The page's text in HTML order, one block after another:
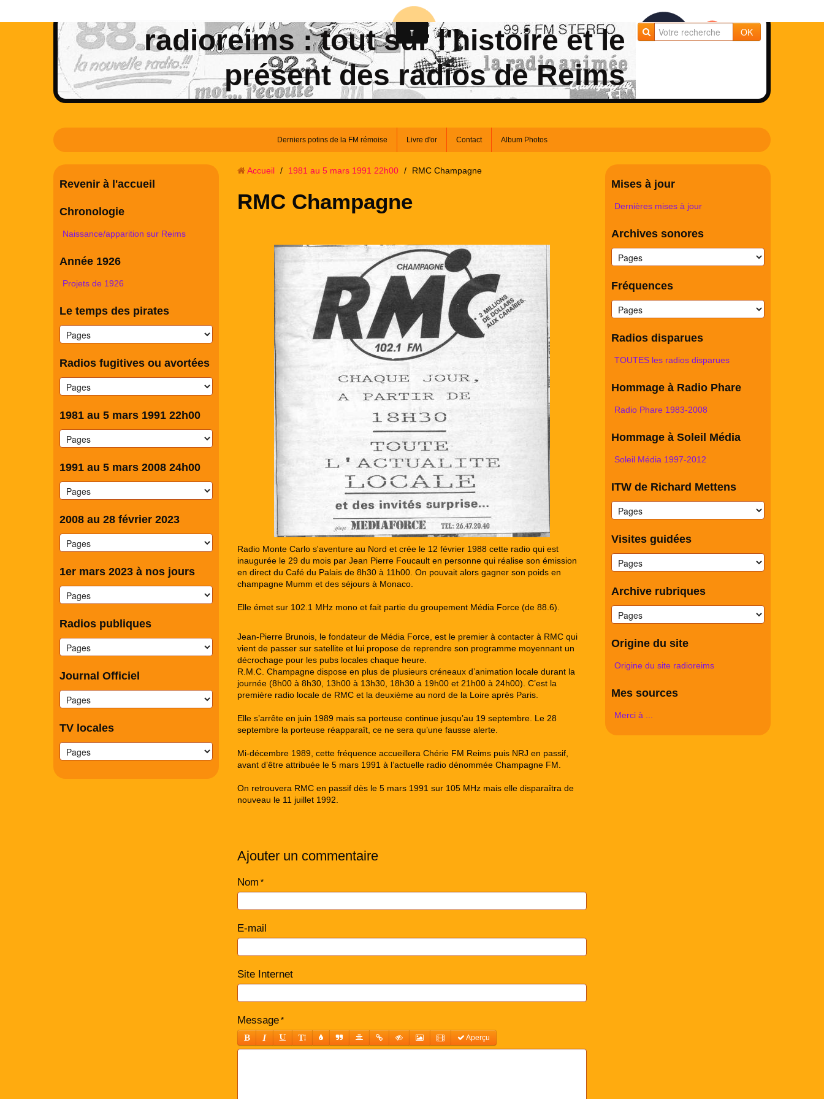
OK
radioreims : tout sur l'histoire et le
présent des radios de Reims
Derniers potins de la FM rémoise Livre d'or Contact Album Photos
Revenir à l'accueil
Chronologie
Naissance/apparition sur Reims
Année 1926
Projets de 1926
Le temps des pirates
Radios fugitives ou avortées
1981 au 5 mars 1991 22h00
1991 au 5 mars 2008 24h00
2008 au 28 février 2023
1er mars 2023 à nos jours
Radios publiques
Journal Officiel
TV locales
Accueil / 1981 au 5 mars 1991 22h00 / RMC Champagne
RMC Champagne
Radio Monte Carlo s'aventure au Nord et crée le 12 février 1988 cette radio qui est
inaugurée le 29 du mois par Jean Pierre Foucault en personne qui réalise son émission
en direct du Café du Palais de 8h30 à 11h00. On pouvait alors gagner son poids en
champagne Mumm et des séjours à Monaco.
Elle émet sur 102.1 MHz mono et fait partie du groupement Média Force (de 88.6).
Jean-Pierre Brunois, le fondateur de Média Force, est le premier à contacter à RMC qui
vient de passer sur satellite et lui propose de reprendre son programme moyennant un
décrochage pour les pubs locales chaque heure.
R.M.C. Champagne dispose en plus de plusieurs créneaux d’animation locale durant la
journée (8h00 à 8h30, 13h00 à 13h30, 18h30 à 19h00 et 21h00 à 24h00). C’est la
première radio locale de RMC et la deuxième au nord de la Loire après Paris.
Elle s’arrête en juin 1989 mais sa porteuse continue jusqu’au 19 septembre. Le 28
septembre la porteuse réapparaît, ce ne sera qu’une fausse alerte.
Mi-décembre 1989, cette fréquence accueillera Chérie FM Reims puis NRJ en passif,
avant d’être attribuée le 5 mars 1991 à l’actuelle radio dénommée Champagne FM.
On retrouvera RMC en passif dès le 5 mars 1991 sur 105 MHz mais elle disparaîtra de
nouveau le 11 juillet 1992.
Ajouter un commentaire
Nom
E-mail
Site Internet
Message
Aperçu
Mises à jour
Dernières mises à jour
Archives sonores
Fréquences
Radios disparues
TOUTES les radios disparues
Hommage à Radio Phare
Radio Phare 1983-2008
Hommage à Soleil Média
Soleil Média 1997-2012
ITW de Richard Mettens
Visites guidées
Archive rubriques
Origine du site
Origine du site radioreims
Mes sources
Merci à ...